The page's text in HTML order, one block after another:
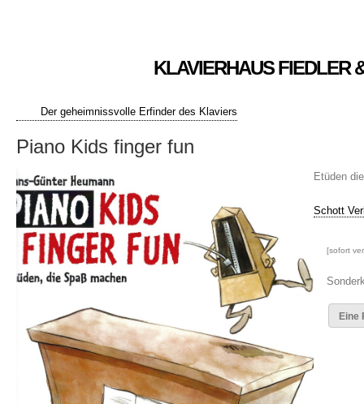
KLAVIERHAUS FIEDLER
Der geheimnissvolle Erfinder des Klaviers
Piano Kids finger fun
Etüden
Schott
[sofort
Eine